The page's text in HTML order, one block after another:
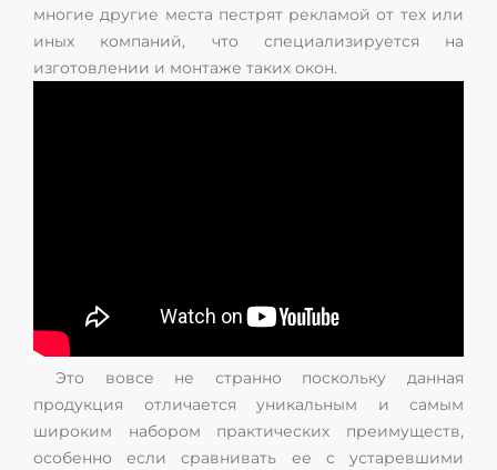
многие другие места пестрят рекламой от тех или
иных компаний, что специализируется на
изготовлении и монтаже таких окон.
Это вовсе не странно поскольку данная
продукция отличается уникальным и самым
широким набором практических преимуществ,
особенно если сравнивать ее с устаревшими